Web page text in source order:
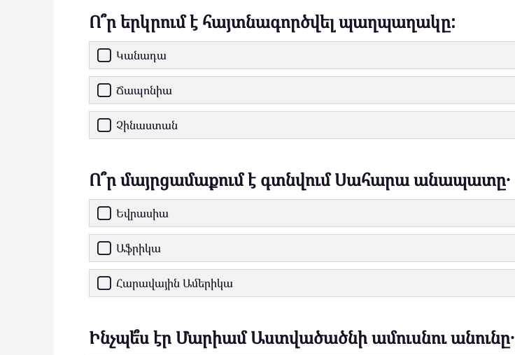
Ո՞ր երկրում է հայտնագործվել պաղպաղակը:
Կանադա
Ճապոնիա
Չինաստան
Ո՞ր մայրցամաքում է գտնվում Սահարա անապատը․
Եվրասիա
Աֆրիկա
Հարավային Ամերիկա
Ինչպե՞ս էր Մարիամ Աստվածածնի ամուսնու անունը․